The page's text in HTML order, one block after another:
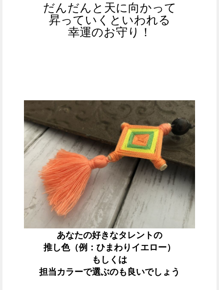
だんだんと天に向かって
昇っていくといわれる
幸運のお守り！
あなたの好きなタレントの
推し色（例：ひまわりイエロー）
もしくは
担当カラーで選ぶのも良いでしょう